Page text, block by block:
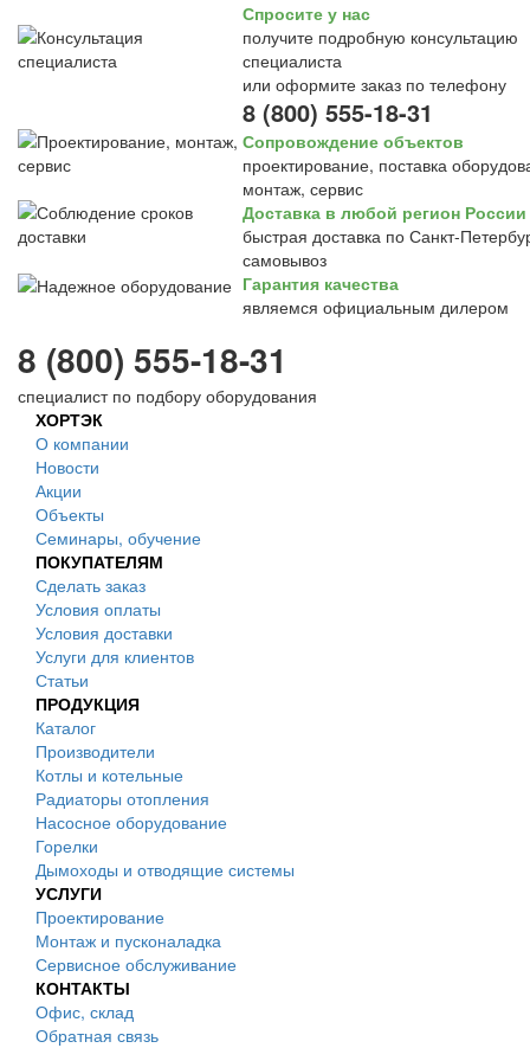
Спросите у нас
получите подробную консультацию
специалиста
или оформите заказ по телефону
8 (800) 555-18-31
Сопровождение объектов
проектирование, поставка
монтаж, сервис
Доставка в любой регион России
быстрая доставка по Санкт-
самовывоз
Гарантия качества
являемся официальным дилером
8 (800) 555-18-31
специалист по подбору оборудования
ХОРТЭК
О компании
Новости
Акции
Объекты
Семинары, обучение
ПОКУПАТЕЛЯМ
Сделать заказ
Условия оплаты
Условия доставки
Услуги для клиентов
Статьи
ПРОДУКЦИЯ
Каталог
Производители
Котлы и котельные
Радиаторы отопления
Насосное оборудование
Горелки
Дымоходы и отводящие системы
УСЛУГИ
Проектирование
Монтаж и пусконаладка
Сервисное обслуживание
КОНТАКТЫ
Офис, склад
Обратная связь